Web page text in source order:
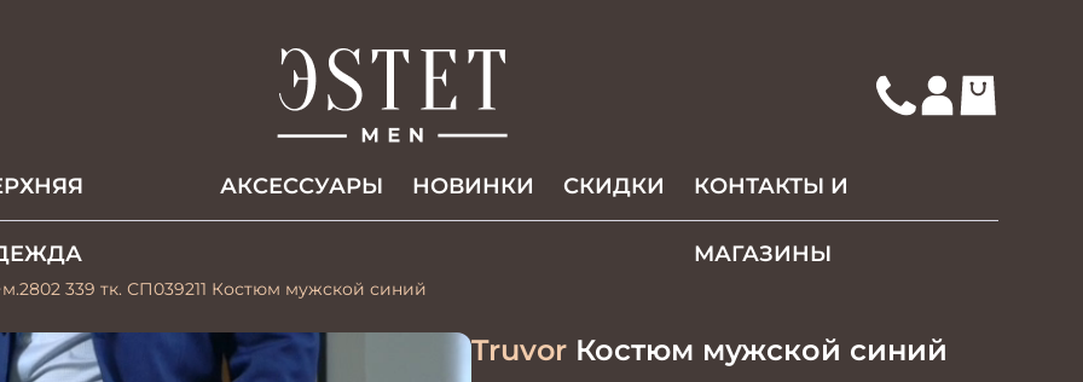
АКCЕССУАРЫ НОВИНКИ СКИДКИ КОНТАКТЫ И
МАГАЗИНЫ
м.2802 339 тк. СП039211 Костюм мужской синий
TruvorКостюм мужской синий